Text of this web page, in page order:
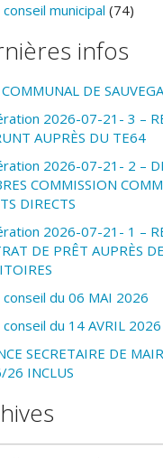
conseil municipal (74)
infos
DE
2026-07-21- 3 –
AUPRÈS DU TE64
2026-07-21- 2 –
COMMISSION
DIRECTS
2026-07-21- 1 –
DE PRÊT AUPRÈS
conseil du 06 MAI 2026
conseil du 14 AVRIL 2026
SECRETAIRE DE
INCLUS